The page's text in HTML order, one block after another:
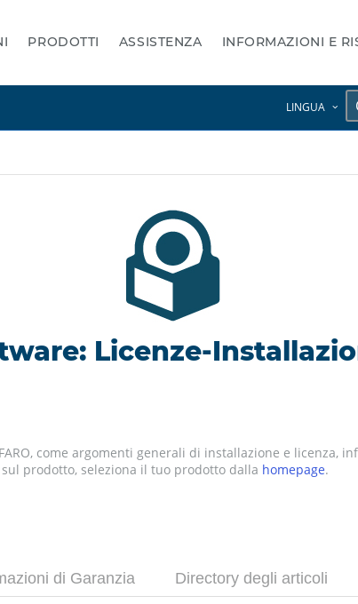
PRODOTTI ASSISTENZA INFORMAZIONI E
LINGUA
Licenze-
come argomenti generali di installazione e licenza,
prodotto, seleziona il tuo prodotto dalla homepage.
di Garanzia Directory degli articoli